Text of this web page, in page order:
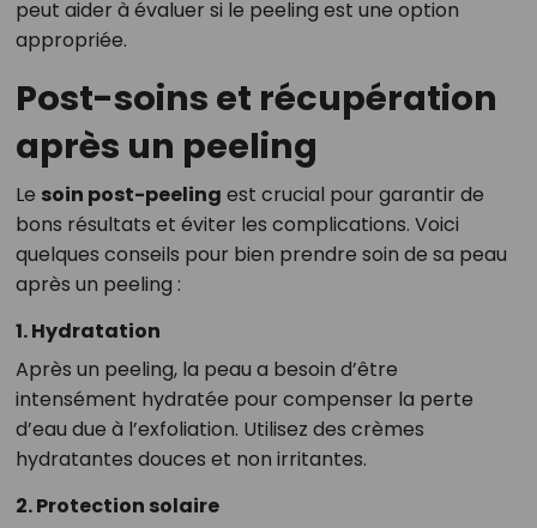
peut aider à évaluer si le peeling est une option
appropriée.
Post-soins et récupération
après un peeling
Le soin post-peeling est crucial pour garantir de
bons résultats et éviter les complications. Voici
quelques conseils pour bien prendre soin de sa peau
après un peeling :
1. Hydratation
Après un peeling, la peau a besoin d’être
intensément hydratée pour compenser la perte
d’eau due à l’exfoliation. Utilisez des crèmes
hydratantes douces et non irritantes.
2. Protection solaire